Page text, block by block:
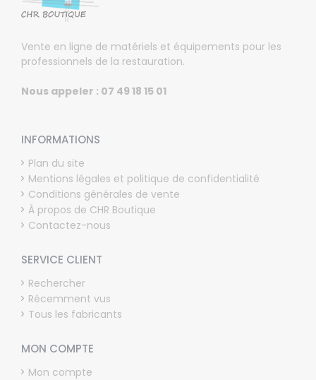
Vente en ligne de matériels et équipements pour les
professionnels de la restauration.
Nous appeler : 07 49 18 15 01
INFORMATIONS
Plan du site
Mentions légales et politique de confidentialité
Conditions générales de vente
À propos de CHR Boutique
Contactez-nous
SERVICE CLIENT
Rechercher
Récemment vus
Tous les fabricants
MON COMPTE
Mon compte